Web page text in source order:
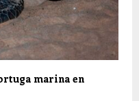
marina en